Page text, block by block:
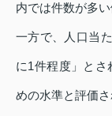
内では件数が多い
一方で、人口当
に1件程度」とさ
めの水準と評価さ